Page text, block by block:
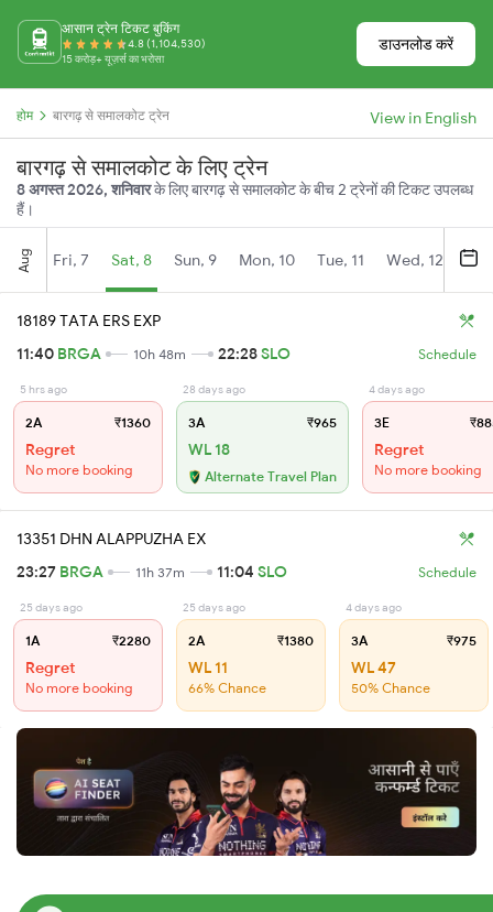
आसान ट्रेन टिकट बुकिंग
4.8 (1,104,530)
15 करोड़+ यूज़र्स का भरोसा
डाउनलोड करें
होम बारगढ़ से समालकोट ट्रेन View in English
बारगढ़ से समालकोट के लिए ट्रेन
8 अगस्त 2026, शनिवारके लिए बारगढ़ से समालकोट के बीच 2 ट्रेनों की टिकट उपलब्ध
हैं।
Aug Fri, 7 Sat, 8 Sun, 9 Mon, 10 Tue, 11 Wed, 12
18189 TATA ERS EXP
11:40 BRGA 10h 48m 22:28SLO Schedule
5 hrs ago
2A ₹1360
Regret
No more booking
28 days ago
3A ₹965
WL 18
Alternate Travel Plan
4 days ago
3E
Regret
No more booking
13351 DHN ALAPPUZHA EX
23:27 BRGA 11h 37m 11:04 SLO Schedule
25 days ago
1A ₹2280
Regret
No more booking
25 days ago
2A ₹1380
WL 11
66% Chance
4 days ago
3A ₹975
WL 47
50% Chance